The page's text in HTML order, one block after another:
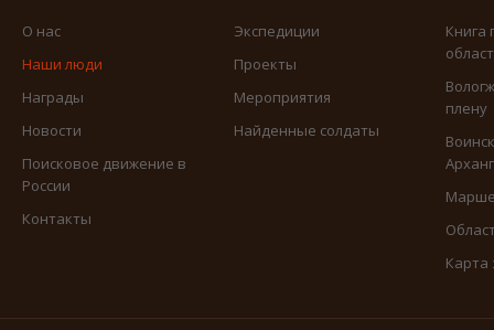
О нас
Наши люди
Награды
Новости
Поисковое движение в
России
Контакты
Экспедиции
Проекты
Мероприятия
Найденные солдаты
Книга
плену
Карта